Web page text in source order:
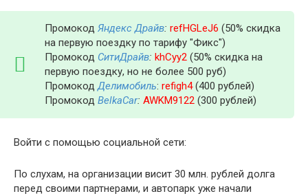
Промокод Яндекс Драйв: refHGLeJ6 (50% скидка
на первую поездку по тарифу "Фикс")
Промокод СитиДрайв: khCyy2 (50% скидка на
первую поездку, но не более 500 руб)
ПромокодДелимобиль: refigh4(400 рублей)
Промокод BelkaCar: AWKM9122 (300 рублей)
Войти с помощью социальной сети:
По слухам, на организации висит 30 млн. рублей долга
перед своими партнерами, и автопарк уже начали